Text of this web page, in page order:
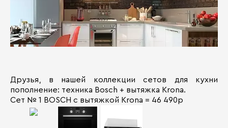
Друзья, в нашей коллекции сетов для кухни
пополнение: техника Bosch + вытяжка Krona.
Сет № 1 BOSCH с вытяжкой Krona = 46 490р